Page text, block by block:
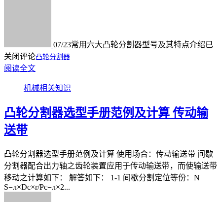
07/23常用六大凸轮分割器型号及其特点介绍已
关闭评论凸轮分割器
阅读全文
机械相关知识
凸轮分割器选型手册范例及计算 传动输
送带
凸轮分割器选型手册范例及计算 使用场合：传动输送带 间歇
分割器配合出力轴之齿轮装置应用于传动输送带，而使输送带
移动之计算如下： 解答如下： 1-1 间歇分割定位等份：N
S=л×Dc×r/Pc=л×2...